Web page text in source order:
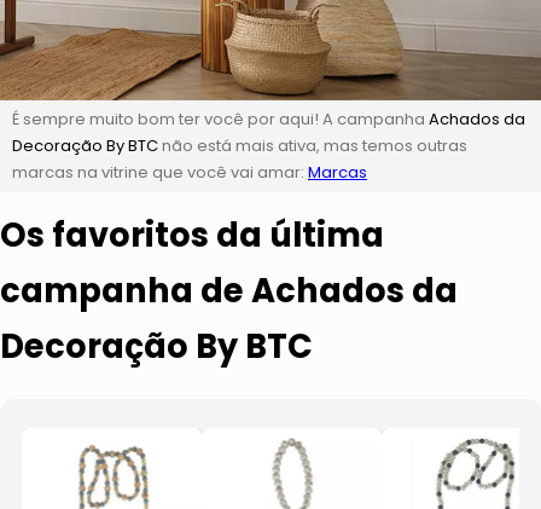
É sempre muito bom ter você por aqui! A campanha Achados da
Decoração By BTCnão está mais ativa, mas temos outras
marcas na vitrine que você vai amar: Marcas
Os favoritos da última
campanha de Achados da
Decoração By BTC